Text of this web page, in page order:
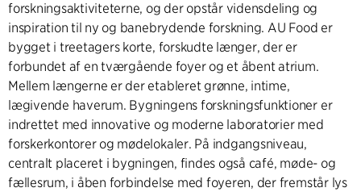
forskningsaktiviteterne, og der opstår vidensdeling og
inspiration til ny og banebrydende forskning. AU Food er
bygget i treetagers korte, forskudte længer, der er
forbundet af en tværgående foyer og et åbent atrium.
Mellem længerne er der etableret grønne, intime,
lægivende haverum. Bygningens forskningsfunktioner er
indrettet med innovative og moderne laboratorier med
forskerkontorer og mødelokaler. På indgangsniveau,
centralt placeret i bygningen, findes også café, møde- og
fællesrum, i åben forbindelse med foyeren, der fremstår lys